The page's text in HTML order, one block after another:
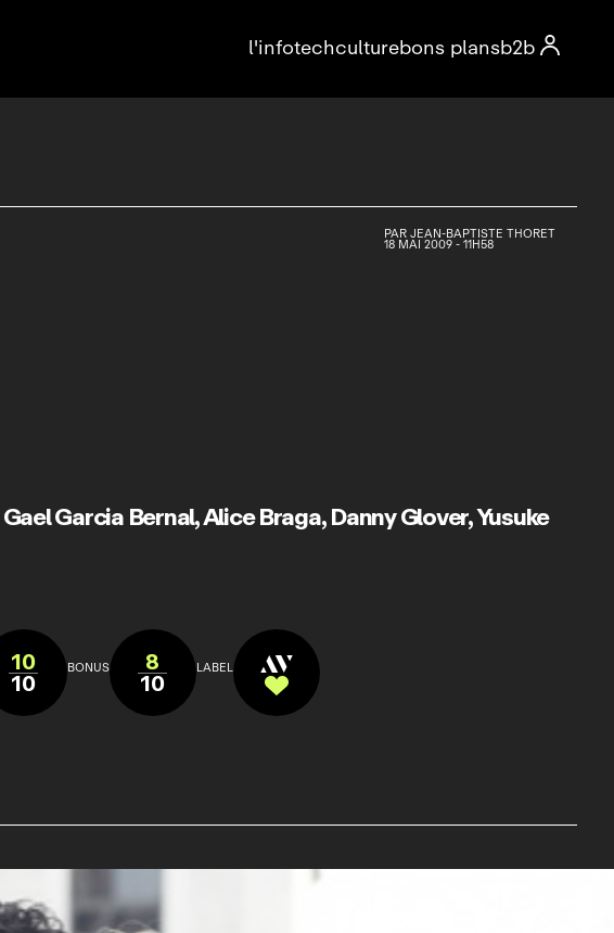

l'infotechculturebons plansb2b
PARJEAN-BAPTISTE THORET
18 MAI 2009 - 11H58
Gael Garcia Bernal,Alice Braga,Danny Glover,Yusuke
10
10 BONUS 8
10 LABEL